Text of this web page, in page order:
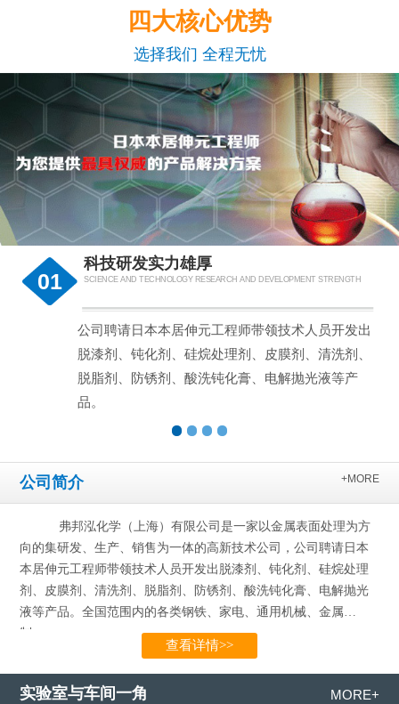
四大核心优势
选择我们 全程无忧
01
科技研发实力雄厚
SCIENCE AND TECHNOLOGY RESEARCH AND DEVELOPMENT STRENGTH
公司聘请日本本居伸元工程师带领技术人员开发出
脱漆剂、钝化剂、硅烷处理剂、皮膜剂、清洗剂、
脱脂剂、防锈剂、酸洗钝化膏、电解抛光液等产
品。
公司简介 +MORE
弗邦泓化学（上海）有限公司是一家以金属表面处理为方
向的集研发、生产、销售为一体的高新技术公司，公司聘请日本
本居伸元工程师带领技术人员开发出脱漆剂、钝化剂、硅烷处理
剂、皮膜剂、清洗剂、脱脂剂、防锈剂、酸洗钝化膏、电解抛光
液等产品。全国范围内的各类钢铁、家电、通用机械、金属
制…...
查看详情>>
实验室与车间一角 MORE+